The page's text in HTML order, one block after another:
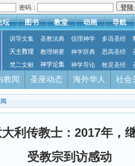
密码：
坛 图书 教堂 动画 导航
训导文集 圣教法典 信理神学 多语圣经
天主教理
教理纲要 神学辞典 思高圣经
梵二文献
神学论集 神学导论 牧灵圣经
教闻 圣座动态 海外华人 社会
大利传教士：2017年，
受教宗到访感动